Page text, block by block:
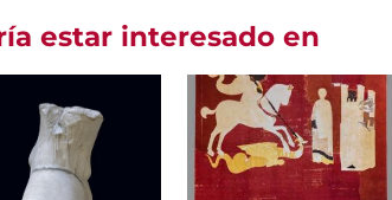
estar interesado en